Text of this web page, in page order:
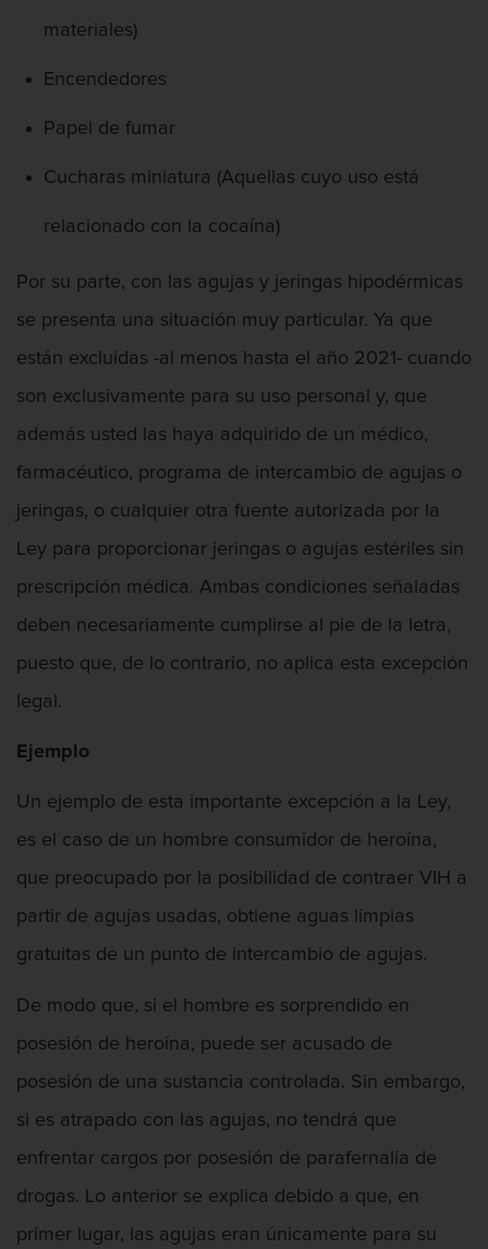
Delitos Contra La Propiedad
Dañar lineas telefónicas, eléctricas o
de servicios públicos
Incendio Provocado
Invasión Agravada de Propiedad
Vandalismo
Delitos De Armas
Aumento de Sentencia por Armas de
Fuego
Descarga Negligente de un Arma de
Fuego
Portar un Arma de Fuego Oculta
Conducir con una licencia suspendida
Evadir a un oficial de policía
Homicidio vehicular
Apropiación Indebida De Fondos
Falsificación
Malversación de fondos
materiales)
Encendedores
Papel de fumar
Cucharas miniatura (Aquellas cuyo uso está
relacionado con la cocaína)
Por su parte, con las agujas y jeringas hipodérmicas
se presenta una situación muy particular. Ya que
están excluidas -al menos hasta el año 2021- cuando
son exclusivamente para su uso personal y, que
además usted las haya adquirido de un médico,
farmacéutico, programa de intercambio de agujas o
jeringas, o cualquier otra fuente autorizada por la
Ley para proporcionar jeringas o agujas estériles sin
prescripción médica. Ambas condiciones señaladas
deben necesariamente cumplirse al pie de la letra,
puesto que, de lo contrario, no aplica esta excepción
legal.
Ejemplo
Un ejemplo de esta importante excepción a la Ley,
es el caso de un hombre consumidor de heroína,
que preocupado por la posibilidad de contraer VIH a
partir de agujas usadas, obtiene aguas limpias
gratuitas de un punto de intercambio de agujas.
De modo que, si el hombre es sorprendido en
posesión de heroína, puede ser acusado de
posesión de una sustancia controlada. Sin embargo,
si es atrapado con las agujas, no tendrá que
enfrentar cargos por posesión de parafernalia de
drogas. Lo anterior se explica debido a que, en
primer lugar, las agujas eran únicamente para su